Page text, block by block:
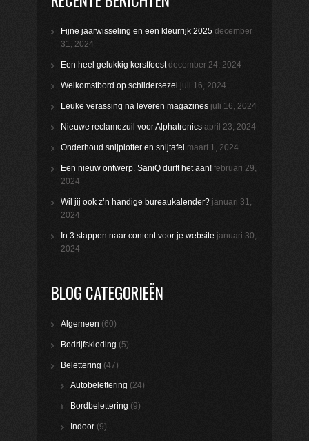
Fijne jaarwisseling en een kleurrijk 2025 december
31, 2024
Een heel gelukkig kerstfeest december 24, 2024
Welkomstbord op schildersezel juli 16, 2024
Leuke verassing na leveren magazines juli 16, 2024
Nieuwe reclamezuil voor Alphatronics april 23, 2024
Onderhoud snijplotter en snijtafel maart 1, 2024
Een nieuw ontwerp. SaniQ durft het aan! februari 29,
2024
Wil jij ook z’n handige bureaukalender? januari 31,
2024
In 3 stappen naar content voor je website januari 30,
2024
BLOG CATEGORIEËN
Algemeen (60)
Bedrijfskleding (5)
Belettering (47)
Autobelettering (24)
Bordbelettering (9)
Indoor (9)